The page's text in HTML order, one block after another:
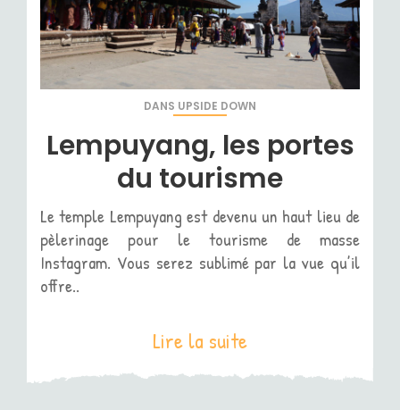
DANS UPSIDE DOWN
Lempuyang, les portes
du tourisme
Le temple Lempuyang est devenu un haut lieu de
pèlerinage pour le tourisme de masse
Instagram. Vous serez sublimé par la vue qu’il
offre..
Lire la suite